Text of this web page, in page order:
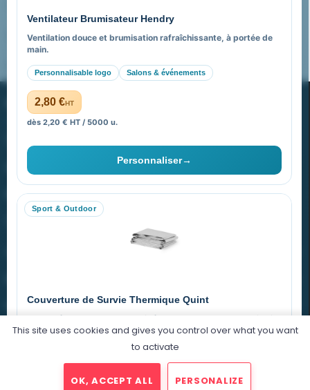
Ventilateur Brumisateur Hendry
Ventilation douce et brumisation rafraîchissante, à portée de
main.
Personnalisable logo Salons & événements
2,80 €HT
dès 2,20 € HT / 5000 u.
Personnaliser→
Sport & Outdoor
Couverture de Survie Thermique Quint
Imperméable et coupe-vent, idéale pour le sport et le plein air.
FAQ sur Promenoch Goodies Pub France
Pourquoi ça a marché à 100% pour moi ?
PROMENOCH GOODIES
40 rue Madeleine Michelis
92 200 Neuilly
NOTRE SOCIÉTÉ
This site uses cookies and gives you control over what you want
to activate
OK, ACCEPT ALL PERSONALIZE